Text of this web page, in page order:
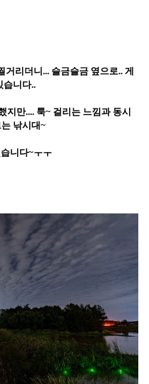
거리더니... 슬금슬금 옆으로.. 게
습니다..
지만.... 툭~ 걸리는 느낌과 동시
낚시대~
니다~ㅜㅜ